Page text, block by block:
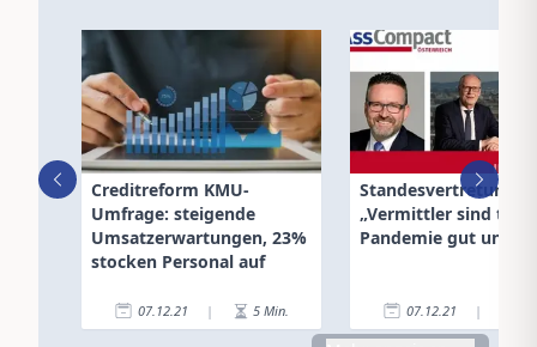
Creditreform KMU-
Umfrage: steigende
Umsatzerwartungen, 23%
stocken Personal auf
07.12.21 | 5 Min.
„Vermittler sind trotz
Pandemie gut
07.12.21 |